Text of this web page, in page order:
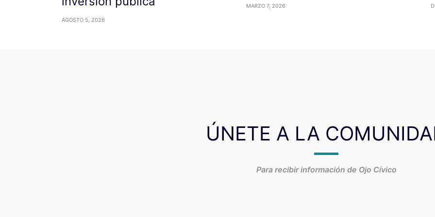
AGOSTO 5, 2026
MARZO 7, 2026
ÚNETE A LA
Para recibir información de Ojo Cívico